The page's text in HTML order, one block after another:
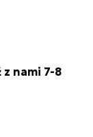
z nami 7-8